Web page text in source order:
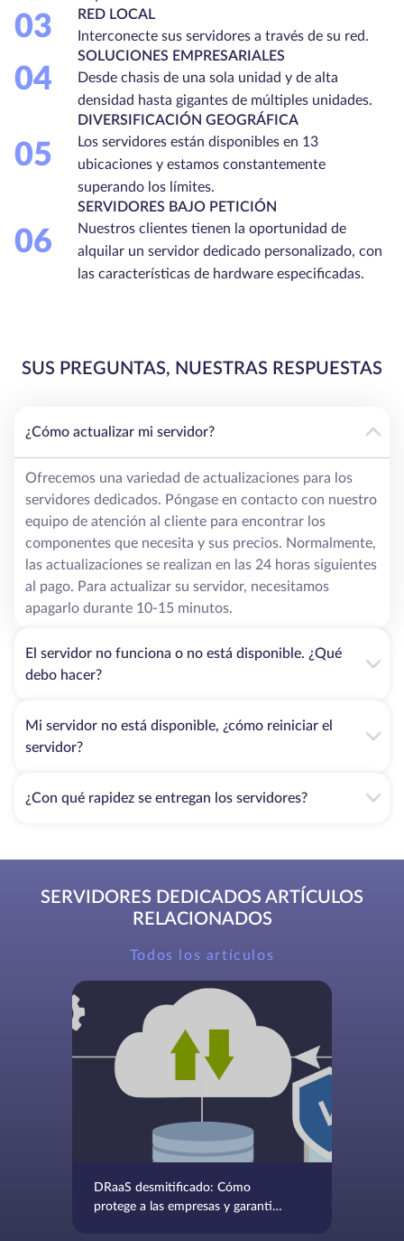
03
RED LOCAL
Interconecte sus servidores a través de su red.
04
SOLUCIONES EMPRESARIALES
Desde chasis de una sola unidad y de alta
densidad hasta gigantes de múltiples unidades.
05
DIVERSIFICACIÓN GEOGRÁFICA
Los servidores están disponibles en 13
ubicaciones y estamos constantemente
superando los límites.
06
SERVIDORES BAJO PETICIÓN
Nuestros clientes tienen la oportunidad de
alquilar un servidor dedicado personalizado, con
las características de hardware especificadas.
SUS PREGUNTAS, NUESTRAS RESPUESTAS
¿Cómo actualizar mi servidor?
Ofrecemos una variedad de actualizaciones para los
servidores dedicados. Póngase en contacto con nuestro
equipo de atención al cliente para encontrar los
componentes que necesita y sus precios. Normalmente,
las actualizaciones se realizan en las 24 horas siguientes
al pago. Para actualizar su servidor, necesitamos
apagarlo durante 10-15 minutos.
El servidor no funciona o no está disponible. ¿Qué
debo hacer?
Mi servidor no está disponible, ¿cómo reiniciar el
servidor?
¿Con qué rapidez se entregan los servidores?
SERVIDORES DEDICADOS ARTÍCULOS
RELACIONADOS
Todos los artículos
DRaaS desmitificado: Cómo
protege a las empresas y garantiza